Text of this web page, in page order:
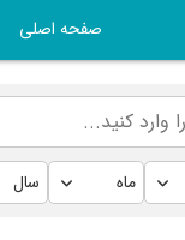
صفحه اصلی